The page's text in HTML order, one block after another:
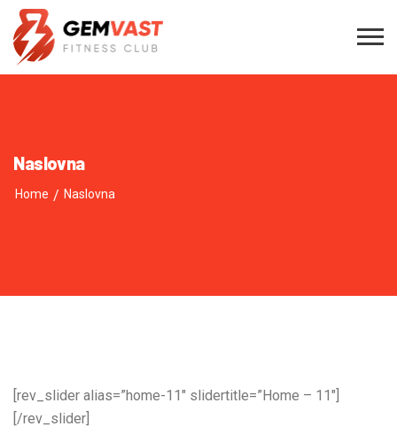
Naslovna
Home / Naslovna
[rev_slider alias=”home-11″ slidertitle=”Home – 11″]
[/rev_slider]